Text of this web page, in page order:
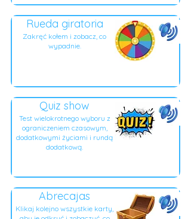
Rueda giratoria
Zakręć kołem i zobacz, co
wypadnie.
Quiz show
Test wielokrotnego wyboru z
ograniczeniem czasowym,
dodatkowymi życiami i rundą
dodatkową.
Abrecajas
Klikaj kolejno wszystkie karty,